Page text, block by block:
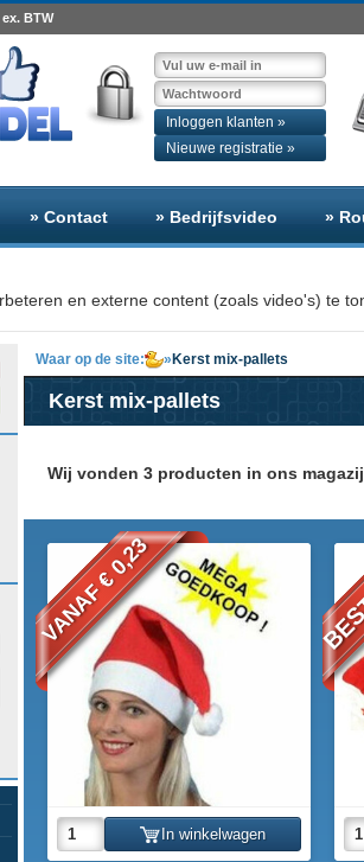
BTW
Inloggen klanten »
Nieuwe registratie »
» Contact » Bedrijfsvideo »
en externe content (zoals video's) te
Waar op de site: » Kerst mix-pallets
Kerst mix-pallets
Wij vonden 3 producten in ons
VANAF € 0,23
In winkelwagen